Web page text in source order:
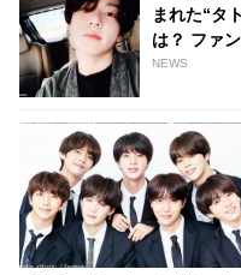
まれた“タ
は？ ファ
NEWS